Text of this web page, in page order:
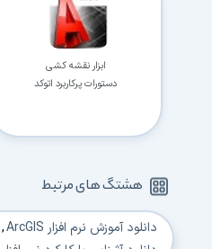
ابزار نقشه کشی
دستورات پرکاربرد اتوکد
هشتگ های مرتبط
دانلود آموزش نرم افزار ArcGIS ,